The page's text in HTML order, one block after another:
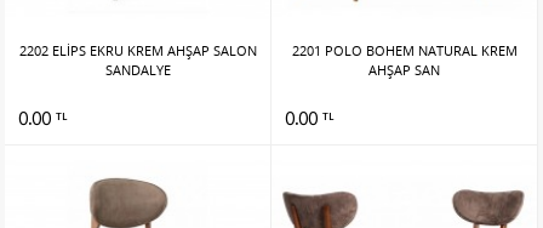
2202 ELİPS EKRU KREM AHŞAP SALON
SANDALYE
0.00 TL
2201 POLO BOHEM NATURAL KREM
AHŞAP SAN
0.00 TL